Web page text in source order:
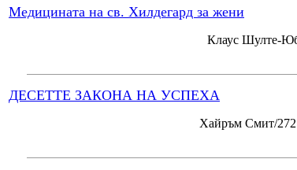
Медицината на св. Хилдегард за жени
Клаус Шулте-
ДЕСЕТТЕ ЗАКОНА НА УСПЕХА
Хайръм Смит/